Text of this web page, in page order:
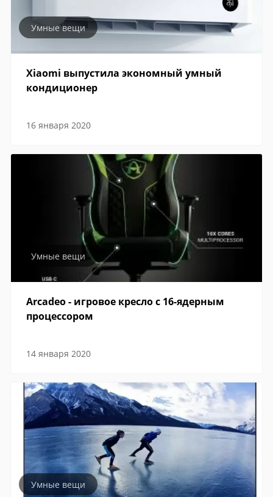
Умные вещи
Xiaomi выпустила экономный умный
кондиционер
16 января 2020
Умные вещи
Arcadeo - игровое кресло с 16-ядерным
процессором
14 января 2020
Умные вещи